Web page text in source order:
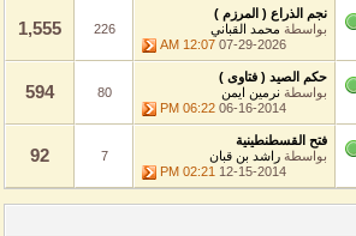
نجم الذراع ( المرزم )
بواسطةمحمد القباني
07-29-2026
12:07 AM
1,555
حكم الصيد ( فتاوى )
بواسطةنرمين ايمن
06-16-2014
06:22 PM
594
فتح القسطنطينية
بواسطةراشد بن قبان
12-15-2014
02:21 PM